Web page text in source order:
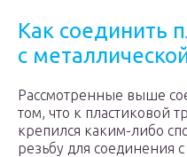
Как соединить
с
Рассмотренные выше
том, что к пластиковой
крепился каким-либо
резьбу для соединения